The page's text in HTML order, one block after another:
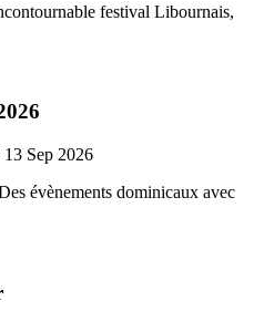
festival Libournais,
13 Sep 2026
évènements dominicaux avec